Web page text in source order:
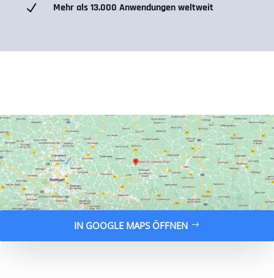
N Mehr als 13.000 Anwendungen weltweit
IN GOOGLE MAPS ÖFFNEN